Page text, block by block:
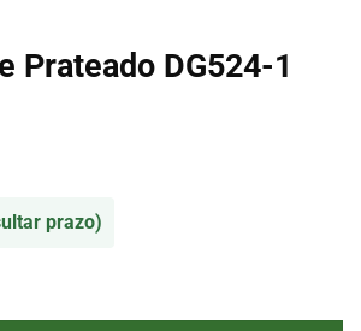
Prateado DG524-1
prazo)
1